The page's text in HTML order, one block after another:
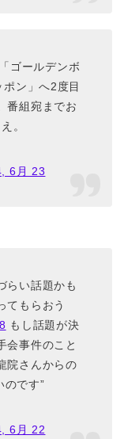
ゴールデンボ
ン」へ2度目
番組宛までお
。
6月 23
らい話題かも
てもらおう
もし話題が決
会事件のこと
院さんからの
のです”
6月 22